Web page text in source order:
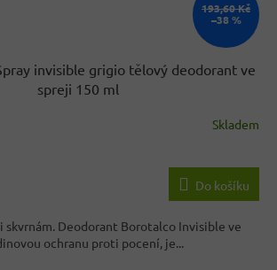
193,60 Kč
–38 %
invisible grigio tělový deodorant ve
spreji 150 ml
Skladem
Do košíku
skvrnám. Deodorant Borotalco Invisible ve
ochranu proti pocení, je...